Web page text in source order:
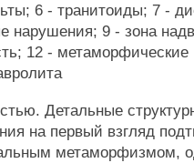
6 - транитоиды; 7 -
нарушения; 9 - зона
12 -
Детальные
на первый взгляд
метаморфизмом,